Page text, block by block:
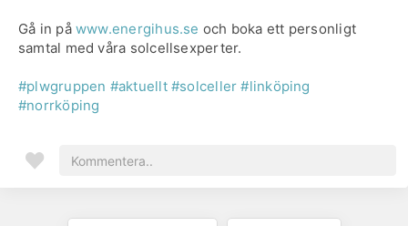
Gå in påwww.energihus.se och boka ett personligt
samtal med våra solcellsexperter.
#plwgruppen #aktuellt #solceller #linköping
#norrköping